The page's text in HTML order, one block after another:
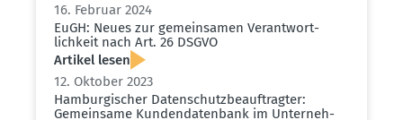
16. Februar 2024
EuGH: Neues zur gemein­samen Verant­wort­
lichkeit nach Art. 26 DSGVO
Artikel lesen
12. Oktober 2023
Hambur­gi­scher Daten­schutz­be­auf­tragter:
Gemeinsame Kunden­da­tenbank im Unter­neh­